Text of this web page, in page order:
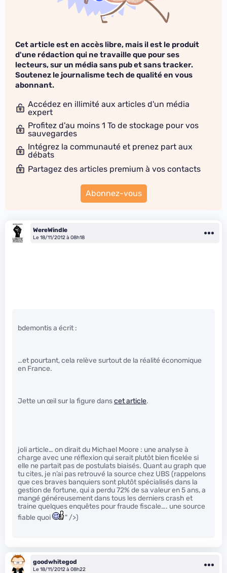
Cet article est en accès libre, mais il est le produit
d'une rédaction qui ne travaille que pour ses
lecteurs, sur un média sans pub et sans tracker.
Soutenez le journalisme tech de qualité en vous
abonnant.
Accédez en illimité aux articles d'un média
expert
Profitez d'au moins 1 To de stockage pour vos
sauvegardes
Intégrez la communauté et prenez part aux
débats
Partagez des articles premium à vos contacts
Abonnez-vous
WereWindle
Le 18/11/2012 à 08h18
bdemontis a écrit :
…et pourtant, cela relève surtout de la réalité économique
en France.
Jette un œil sur la figure danscet article.
joli article… on dirait du Michael Moore : une analyse à
charge avec une réflexion qui serait plutôt bien ficelée si
elle ne partait pas de postulats biaisés. Quant au graph que
tu cites, je n’ai pas retrouvé la source chez UBS (rappelons
que ces braves banquiers sont plutôt spécialisés dans la
gestion de fortune, qui a perdu 72% de sa valeur en 5 ans, a
mangé généreusement dans tous les derniers crash et
traine quelques enquêtes pour fraude fiscale…. une source
fiable quoi
" />)
goodwhitegod
Le 18/11/2012 à 08h22